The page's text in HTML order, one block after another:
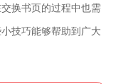
换书页的过程中也需
技巧能够帮助到广大